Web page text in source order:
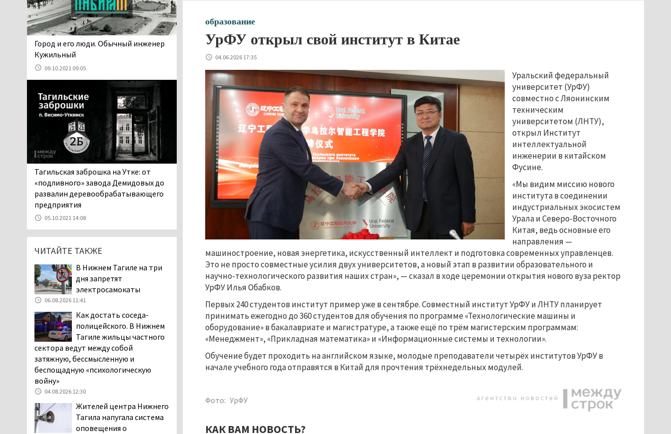
образование
УрФУ открыл свой институт в Китае
04.06.2026 17:35
Уральский федеральный
университет (УрФУ)
совместно с Ляонинским
техническим
университетом (ЛНТУ),
открыл Институт
интеллектуальной
инженерии в китайском
Фусине.
«Мы видим миссию нового
института в соединении
индустриальных экосистем
Урала и Северо-Восточного
Китая, ведь основные его
направления —
машиностроение, новая энергетика, искусственный интеллект и подготовка современных управленцев.
Это не просто совместные усилия двух университетов, а новый этап в развитии образовательного и
научно-технологического развития наших стран», — сказал в ходе церемонии открытия нового вуза ректор
УрФУ Илья Обабков.
Первых 240 студентов институт пример уже в сентябре. Совместный институт УрФУ и ЛНТУ планирует
принимать ежегодно до 360 студентов для обучения по программе «Технологические машины и
оборудование» в бакалавриате и магистратуре, а также ещё по трём магистерским программам:
«Менеджмент», «Прикладная математика» и «Информационные системы и технологии».
Обучение будет проходить на английском языке, молодые преподаватели четырёх институтов УрФУ в
начале учебного года отправятся в Китай для прочтения трёхнедельных модулей.
Фото: УрФУ
КАК ВАМ НОВОСТЬ?
В Нижнем Тагиле на три
дня запретят
электросамокаты
вошь». Родители 10-
пожаловались на кровососущих
паразитов, которые искусали их
ребёнка в детской больнице
Нижнего Тагила
05.08.2026 17:59
Директора уральского
предприятия по
производству дронов
«Упырь» подорвали в автомобиле
под Екатеринбургом
05.08.2026 17:05
Эксперты назвали
рыбы в Свердловской
области
Осуждённый за убийство
тагильского хоккеиста
Александра Чумарина
Самат Хазипов в очередной раз
попал на скамью подсудимых
05.08.2026 15:28
Уральского депутата
Госдумы Ильтякова,
назвавшего незамужних
женщин неполноценными людьми, а
неженатых мужчин — инвалидами,
проверит прокуратура (ВИДЕО)
05.08.2026 14:40
На водоёмах
​​​​​​​Город и его люди. Обычный инженер
Кужильный
09.10.2021 09:05
Тагильская заброшка на Утке: от
«подливного» завода Демидовых до
развалин деревообрабатывающего
предприятия
05.10.2021 14:08
ЧИТАЙТЕ ТАКЖЕ
В Нижнем Тагиле на три
дня запретят
электросамокаты
06.08.2026 11:41
Как достать соседа-
полицейского. В Нижнем
Тагиле жильцы частного
сектора ведут между собой
затяжную, бессмысленную и
беспощадную «психологическую
войну»
04.08.2026 12:30
Жителей центра Нижнего
Тагила напугала система
оповещения о